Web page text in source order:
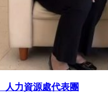
人力資源處代表團